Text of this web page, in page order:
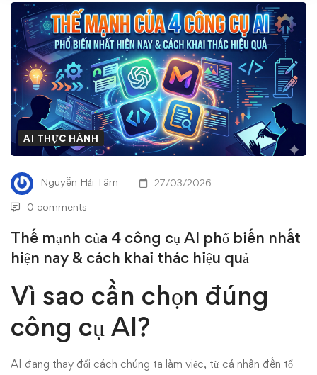
Thế
mạnh
của
4
công
cụ
AI
phổ
biến
nhất
hiện
nay
AI THỰC HÀNH
Nguyễn Hải Tâm 27/03/2026
0 comments
Thế mạnh của 4 công cụ AI phổ biến nhất
hiện nay & cách khai thác hiệu quả
Vì sao cần chọn đúng
công cụ AI?
AI đang thay đổi cách chúng ta làm việc, từ cá nhân đến tổ